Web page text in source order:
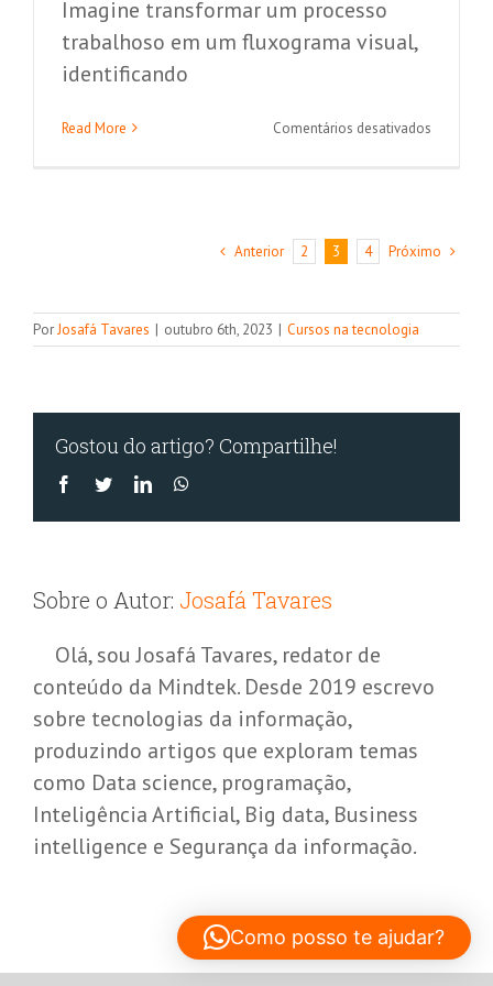
Imagine transformar um processo
trabalhoso em um fluxograma visual,
identificando
Read More Comentários desativados
trabalho
de
Anterior 2 3 4 Próximo
PorJosafá Tavares | outubro 6th, 2023 | Cursos na tecnologia
Gostou do artigo? Compartilhe!
Facebook
TwitterLinkedIn
Sobre o Autor: Josafá Tavares
Olá, sou Josafá Tavares, redator de
conteúdo da Mindtek. Desde 2019 escrevo
sobre tecnologias da informação,
produzindo artigos que exploram temas
como Data science, programação,
Inteligência Artificial, Big data, Business
intelligence e Segurança da informação.
Como posso te ajudar?